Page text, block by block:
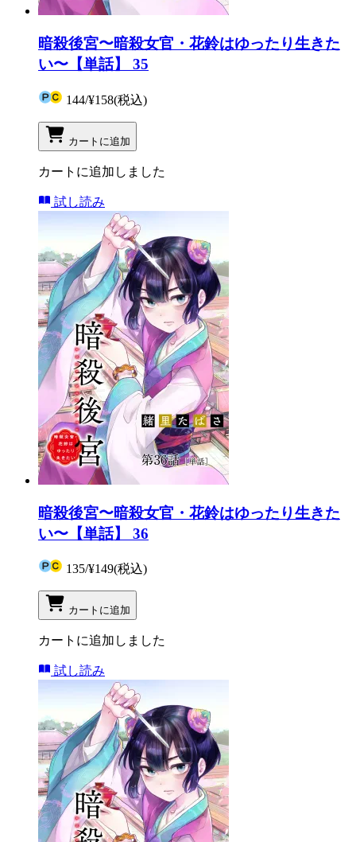
暗殺後宮〜暗殺女官・花鈴はゆったり生きた
い〜【単話】 35
144/¥158(税込)
カートに追加
カートに追加しました
試し読み
暗殺後宮〜暗殺女官・花鈴はゆったり生きた
い〜【単話】 36
135/¥149(税込)
カートに追加
カートに追加しました
試し読み